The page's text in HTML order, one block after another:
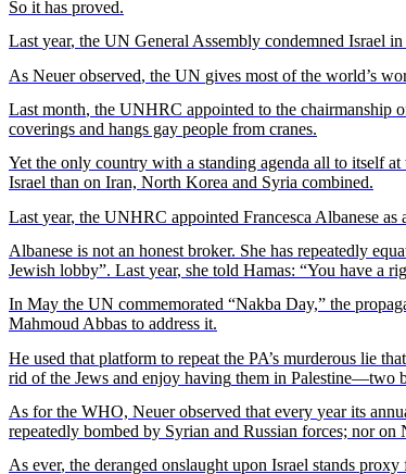
So it has proved.
Last year, the UN General Assembly condemned Israel
As Neuer observed, the UN gives most of the world’s
Last month, the UNHRC appointed to the chairmanship
coverings and hangs gay people from cranes.
Yet the only country with a standing agenda all to itself at
Israel than on Iran, North Korea and Syria combined.
Last year, the UNHRC appointed Francesca Albanese as
Albanese is not an honest broker. She has repeatedly
Jewish lobby”. Last year, she told Hamas: “You have a
In May the UN commemorated “Nakba Day,” the
Mahmoud Abbas to address it.
He used that platform to repeat the PA’s murderous lie that
rid of the Jews and enjoy having them in Palestine—two
As for the WHO, Neuer observed that every year its
repeatedly bombed by Syrian and Russian forces; noron
As ever, the deranged onslaught upon Israel stands proxy